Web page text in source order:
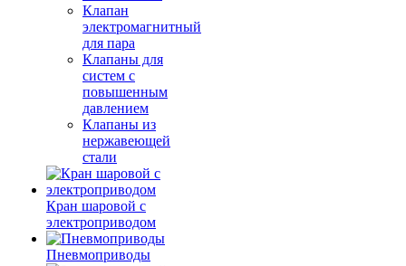
Клапан
электромагнитный
для пара
Клапаны для
систем с
повышенным
давлением
Клапаны из
нержавеющей
стали
Кран шаровой с
электроприводом
Пневмоприводы